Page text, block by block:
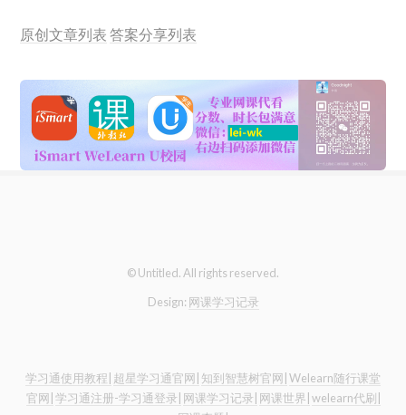
原创文章列表 答案分享列表
© Untitled. All rights reserved.
Design: 网课学习记录
学习通使用教程| 超星学习通官网| 知到智慧树官网| Welearn随行课堂
官网| 学习通注册-学习通登录| 网课学习记录| 网课世界| welearn代刷|